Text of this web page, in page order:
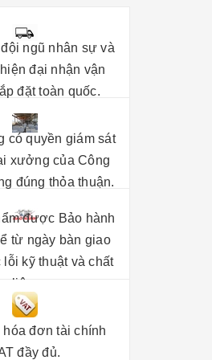
ngũ nhân sự và
đại nhận vận
đặt toàn quốc.
có quyền giám sát
xưởng của Công
đúng thỏa thuận.
được Bảo hành
từ ngày bàn giao
kỹ thuật và chất
liệu.
hóa đơn tài chính
đầy đủ.